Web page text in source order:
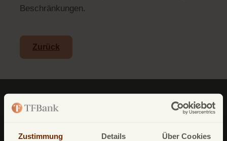
Zustimmung Details Über Cookies
Beschränkungen.
Zurück